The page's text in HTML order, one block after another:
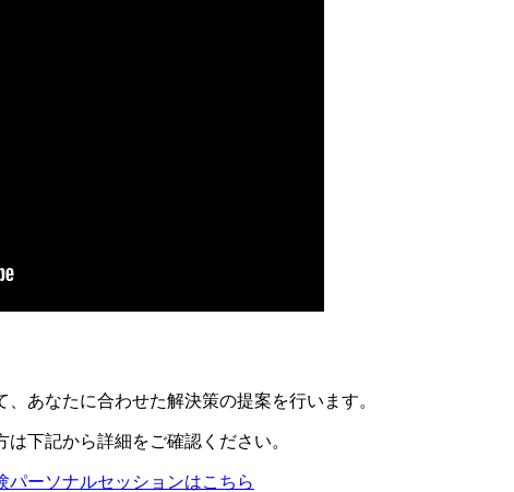
あなたに合わせた解決策の提案を行います。
下記から詳細をご確認ください。
パーソナルセッションはこちら